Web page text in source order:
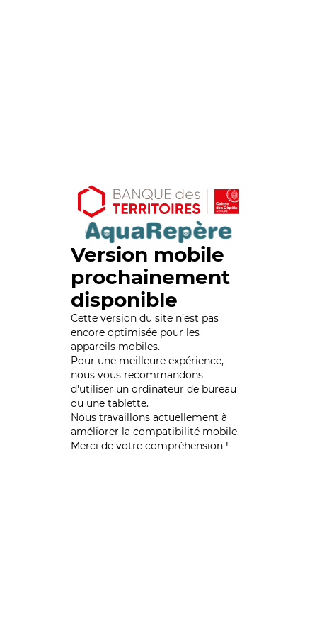
Version mobile
prochainement
disponible
Cette version du site n’est pas
encore optimisée pour les
appareils mobiles.
Pour une meilleure expérience,
nous vous recommandons
d'utiliser un ordinateur de bureau
ou une tablette.
Nous travaillons actuellement à
améliorer la compatibilité mobile.
Merci de votre compréhension !